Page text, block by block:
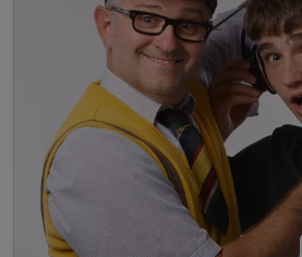
inkl. WLAN